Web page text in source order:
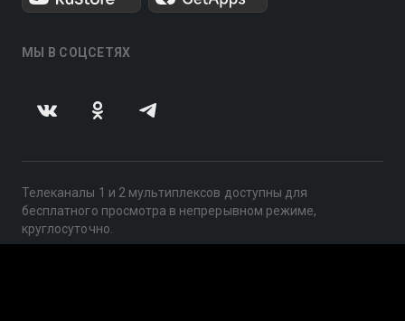
МЫ В СОЦСЕТЯХ
Телеканалы 1 и 2 мультиплексов доступны для
бесплатного просмотра в непрерывном режиме,
круглосуточно.